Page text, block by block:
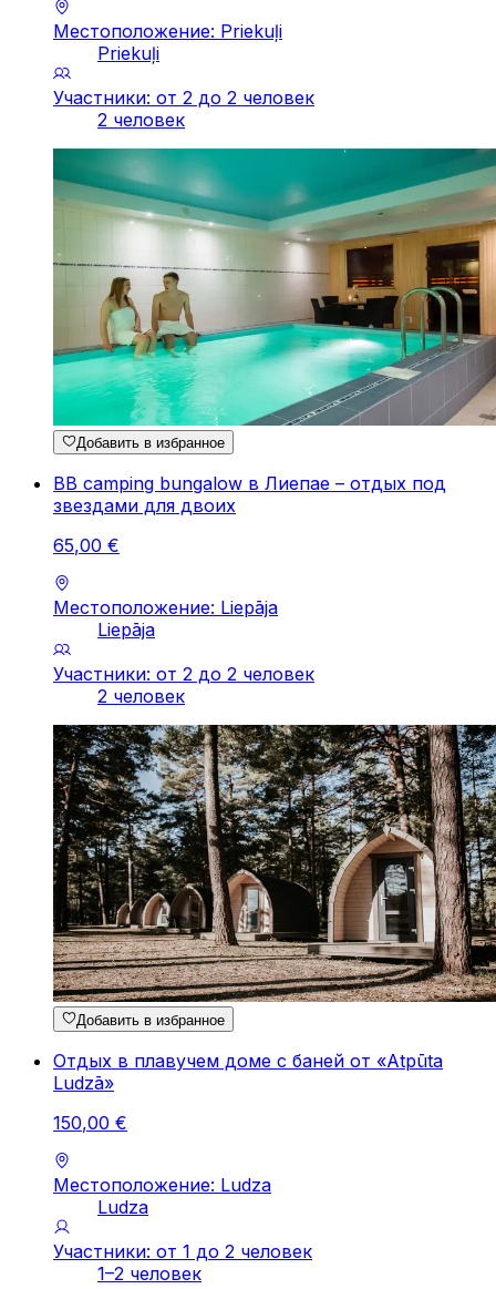
Местоположение: Priekuļi
Priekuļi
Участники: от 2 до 2 человек
2 человек
Добавить в избранное
BB camping bungalow в Лиепае – отдых под
звездами для двоих
65,00 €
Местоположение: Liepāja
Liepāja
Участники: от 2 до 2 человек
2 человек
Добавить в избранное
Отдых в плавучем доме с баней от «Atpūta
Ludzā»
150,00 €
Местоположение: Ludza
Ludza
Участники: от 1 до 2 человек
1–2 человек